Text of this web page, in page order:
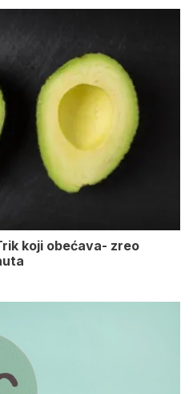
koji obećava- zreo